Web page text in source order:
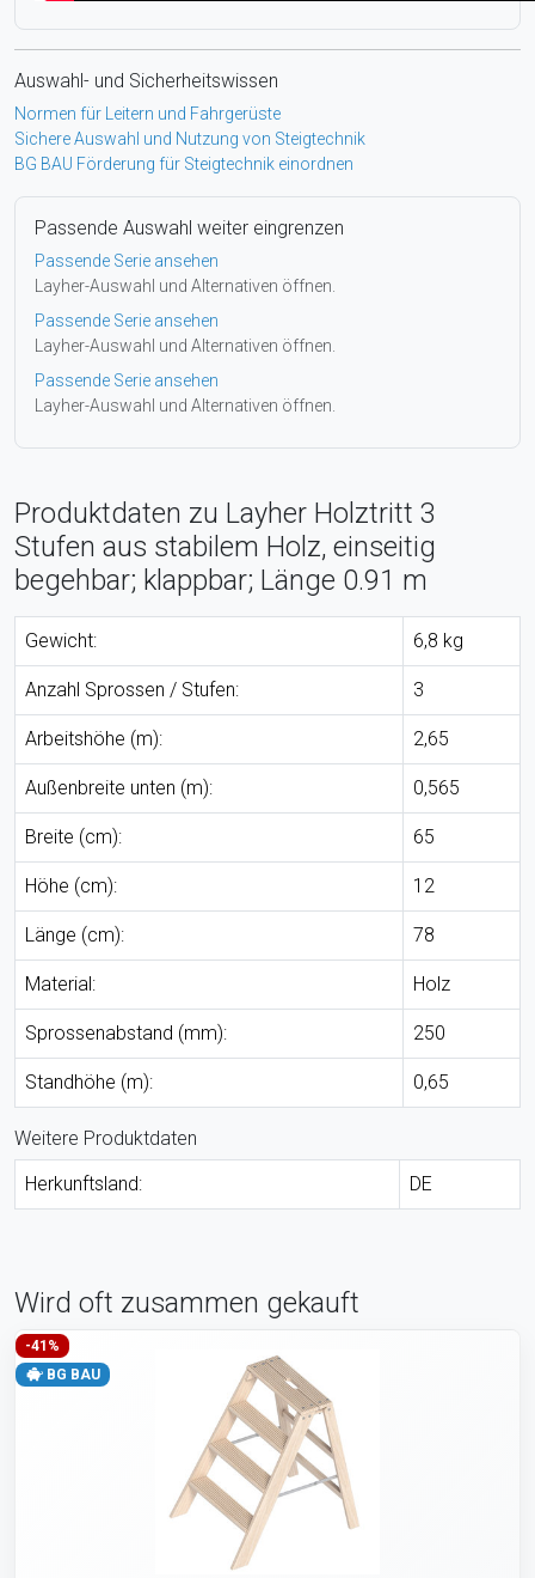
Auswahl- und Sicherheitswissen
Normen für Leitern und Fahrgerüste
Sichere Auswahl und Nutzung von Steigtechnik
BG BAU Förderung für Steigtechnik einordnen
Passende Auswahl weiter eingrenzen
Passende Serie ansehen
Layher-Auswahl und Alternativen öffnen.
Passende Serie ansehen
Layher-Auswahl und Alternativen öffnen.
Passende Serie ansehen
Layher-Auswahl und Alternativen öffnen.
Produktdaten zu Layher Holztritt 3
Stufen aus stabilem Holz, einseitig
begehbar; klappbar; Länge 0.91 m
Gewicht: 6,8 kg
Anzahl Sprossen / Stufen: 3
Arbeitshöhe (m): 2,65
Außenbreite unten (m): 0,565
Breite (cm): 65
Höhe (cm): 12
Länge (cm): 78
Material: Holz
Sprossenabstand (mm): 250
Standhöhe (m): 0,65
Weitere Produktdaten
Herkunftsland:
DE
Wird oft zusammen gekauft
-41%
BG BAU